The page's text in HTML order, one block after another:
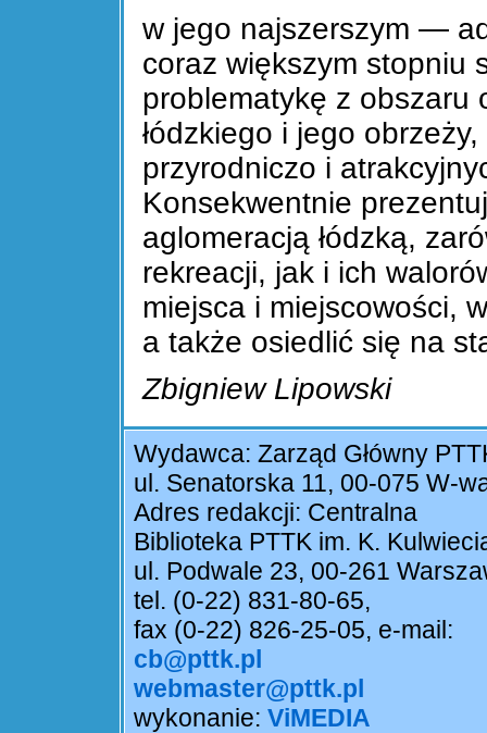
w jego najszerszym —
coraz większym stopniu
problematykę z obszaru
łódzkiego i jego
przyrodniczo i
Konsekwentnie
aglomeracją łódzką,
rekreacji, jak i ich
miejsca i miejscowości,
a także osiedlić się na
Zbigniew Lipowski
Wydawca: Zarząd Główny
ul. Senatorska 11, 00-075 W-
Adres redakcji: Centralna
Biblioteka PTTK im. K.
ul. Podwale 23, 00-261
tel. (0-22) 831-80-65,
fax (0-22) 826-25-05, e-mail:
cb@pttk.pl
webmaster@pttk.pl
wykonanie: ViMEDIA